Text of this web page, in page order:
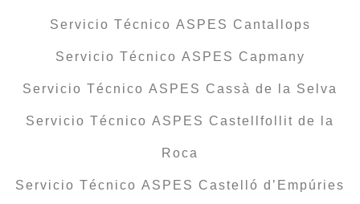
Servicio Técnico ASPES Cantallops
Servicio Técnico ASPES Capmany
Servicio Técnico ASPES Cassà de la Selva
Servicio Técnico ASPES Castellfollit de la
Roca
Servicio Técnico ASPES Castelló d’Empúries